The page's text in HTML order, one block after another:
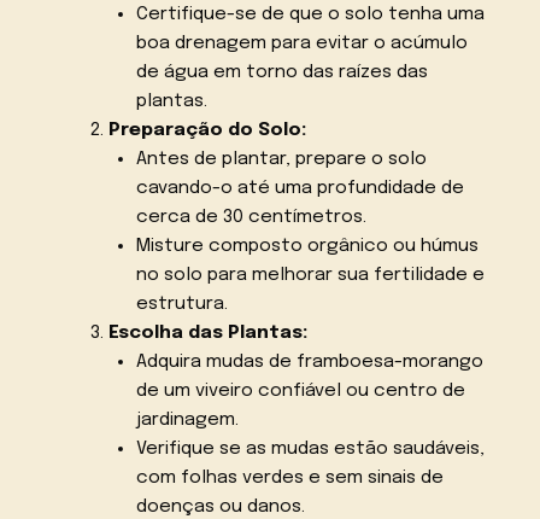
Certifique-se de que o solo tenha uma
boa drenagem para evitar o acúmulo
de água em torno das raízes das
plantas.
Preparação do Solo:
Antes de plantar, prepare o solo
cavando-o até uma profundidade de
cerca de 30 centímetros.
Misture composto orgânico ou húmus
no solo para melhorar sua fertilidade e
estrutura.
Escolha das Plantas:
Adquira mudas de framboesa-morango
de um viveiro confiável ou centro de
jardinagem.
Verifique se as mudas estão saudáveis,
com folhas verdes e sem sinais de
doenças ou danos.